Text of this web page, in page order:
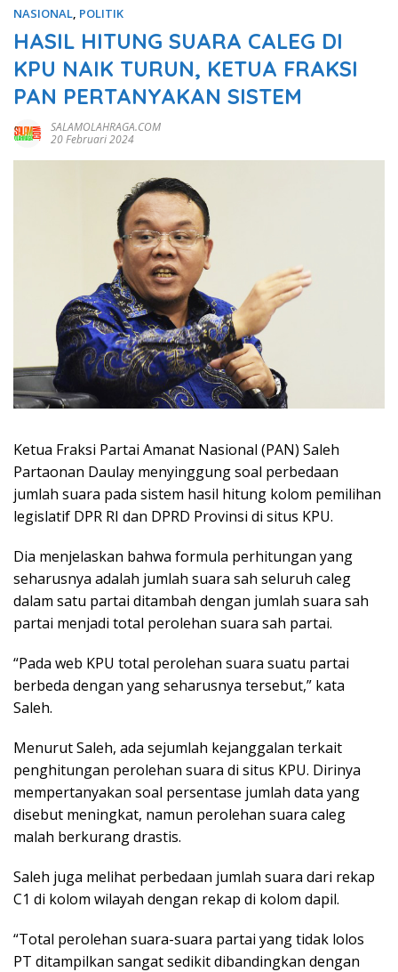
NASIONAL, POLITIK
HASIL HITUNG SUARA CALEG DI
KPU NAIK TURUN, KETUA FRAKSI
PAN PERTANYAKAN SISTEM
SALAMOLAHRAGA.COM
20 Februari 2024
Ketua Fraksi Partai Amanat Nasional (PAN) Saleh
Partaonan Daulay menyinggung soal perbedaan
jumlah suara pada sistem hasil hitung kolom pemilihan
legislatif DPR RI dan DPRD Provinsi di situs KPU.
Dia menjelaskan bahwa formula perhitungan yang
seharusnya adalah jumlah suara sah seluruh caleg
dalam satu partai ditambah dengan jumlah suara sah
partai menjadi total perolehan suara sah partai.
“Pada web KPU total perolehan suara suatu partai
berbeda dengan yang seharusnya tersebut,” kata
Saleh.
Menurut Saleh, ada sejumlah kejanggalan terkait
penghitungan perolehan suara di situs KPU. Dirinya
mempertanyakan soal persentase jumlah data yang
disebut meningkat, namun perolehan suara caleg
malah berkurang drastis.
Saleh juga melihat perbedaan jumlah suara dari rekap
C1 di kolom wilayah dengan rekap di kolom dapil.
“Total perolehan suara-suara partai yang tidak lolos
PT ditampilkan sangat sedikit dibandingkan dengan